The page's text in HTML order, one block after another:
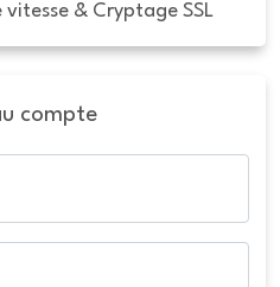
& Cryptage SSL
compte